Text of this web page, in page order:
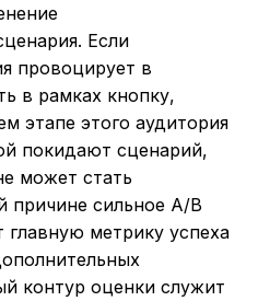
Если
провоцирует в
в рамках кнопку,
этапе этого аудитория
покидают сценарий,
может стать
причине сильное A/B
главную метрику успеха
контур оценки служит